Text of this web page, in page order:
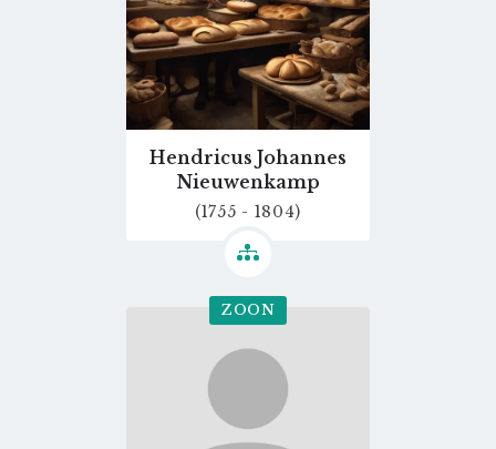
Hendricus Johannes
Nieuwenkamp
(1755 - 1804)
ZOON
Go
profile
page